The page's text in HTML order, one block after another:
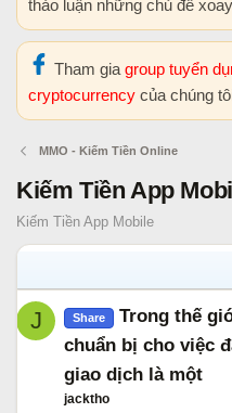
thảo luận những chủ đề
Tham gia group tuyển
cryptocurrency của chúng
MMO - Kiếm Tiền Online
Kiếm Tiền App
Kiếm Tiền App Mobile
J Share
Trong thế
chuẩn bị cho việc
giao dịch là một
jacktho